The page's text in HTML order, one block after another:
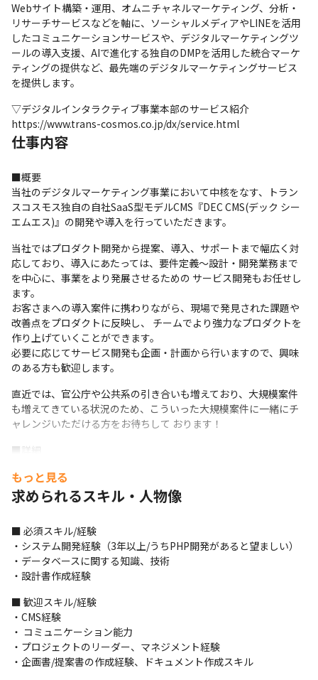
Webサイト構築・運用、オムニチャネルマーケティング、分析・
リサーチサービスなどを軸に、ソーシャルメディアやLINEを活用
したコミュニケーションサービスや、デジタルマーケティングツ
ールの導入支援、AIで進化する独自のDMPを活用した統合マーケ
ティングの提供など、最先端のデジタルマーケティングサービス
を提供します。
▽デジタルインタラクティブ事業本部のサービス紹介
https://www.trans-cosmos.co.jp/dx/service.html
仕事内容
■概要
当社のデジタルマーケティング事業において中核をなす、トラン
スコスモス独自の自社SaaS型モデルCMS『DEC CMS(デック シー
エムエス)』の開発や導入を行っていただきます。
当社ではプロダクト開発から提案、導入、サポートまで幅広く対
応しており、導入にあたっては、要件定義～設計・開発業務まで
を中心に、事業をより発展させるための サービス開発もお任せし
ます。
お客さまへの導入案件に携わりながら、現場で発見された課題や
改善点をプロダクトに反映し、 チームでより強力なプロダクトを
作り上げていくことができます。
必要に応じてサービス開発も企画・計画から行いますので、興味
のある方も歓迎します。
直近では、官公庁や公共系の引き合いも増えており、大規模案件
も増えてきている状況のため、こういった大規模案件に一緒にチ
ャレンジいただける方をお待ちして おります！
■詳細
要件を基に、システム仕様や構造を決めていきます。当社で
は、設計書を作成し、レビューの手順を踏みます。
提案書作成支援など）
リーダーと連携し、お客さまの要望を、エンジニア視点でどう
実現するかを考え見積もりなどを作成します。
・品質・進捗の管理、課題報告
・社内メンバーや協力会社、オフショアメンバーとのコミュニケ
ーション
設計・開発・テスト工程では、社内外のメンバーとチームを組
み、プロジェクトゴールに向けて進めていきます。
・自社サービスの運営と開発
自社サービス開発では、導入済お客さまへのサポートや、さら
もっと見る
求められるスキル・人物像
■ 必須スキル/経験
・システム開発経験（3年以上/うちPHP開発があると望ましい）
・データベースに関する知識、技術
・設計書作成経験
■ 歓迎スキル/経験
・CMS経験
・ コミュニケーション能力
・プロジェクトのリーダー、マネジメント経験
・企画書/提案書の作成経験、ドキュメント作成スキル